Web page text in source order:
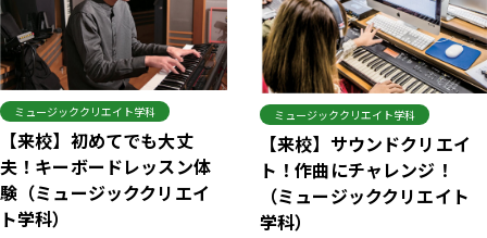
ミュージッククリエイト学科
【来校】初めてでも大丈
夫！キーボードレッスン体
験（ミュージッククリエイ
ト学科）
ミュージッククリエイト学科
【来校】サウンドクリエイ
ト！作曲にチャレンジ！
（ミュージッククリエイト
学科）